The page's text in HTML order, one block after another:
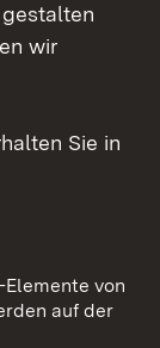
wir
Sie in
von
auf der